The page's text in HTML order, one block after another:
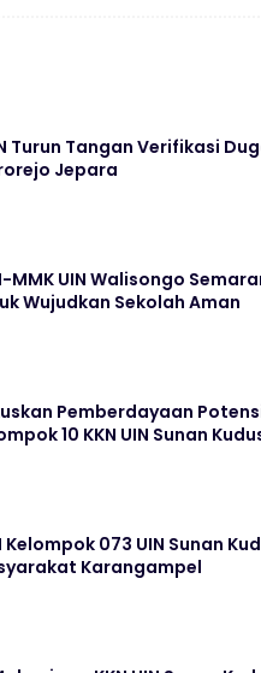
Turun Tangan Verifikasi
Jepara
MMK UIN Walisongo
Wujudkan Sekolah Aman
Pemberdayaan
10 KKN UIN Sunan
Kelompok 073 UIN Sunan
Karangampel